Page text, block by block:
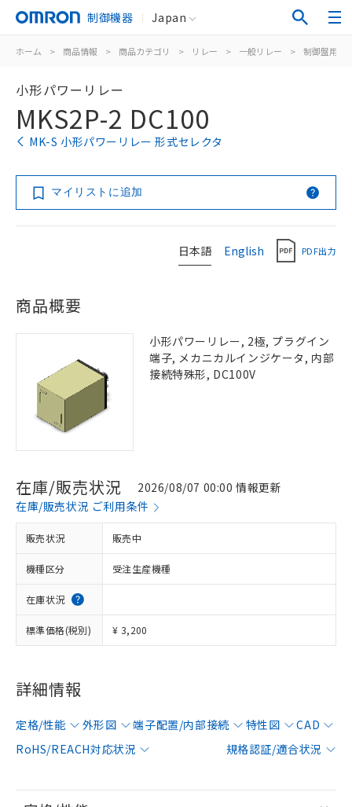
制御機器 Japan
ホーム > 商品情報 > 商品カテゴリ > リレー > 一般リレー > 制御盤用
小形パワーリレー
MKS2P-2 DC100
MK-S 小形パワーリレー 形式セレクタ
マイリストに追加
日本語 English PDF出力
商品概要
小形パワーリレー, 2極, プラグイン
端子, メカニカルインジケータ, 内部
接続特殊形, DC100V
在庫/販売状況
2026/08/07 00:00 情報更新
在庫/販売状況 ご利用条件
販売状況 販売中
機種区分 受注生産機種
在庫状況
標準価格(税別) ¥ 3,200
詳細情報
定格/性能 外形図 端子配置/内部接続 特性図
CAD
RoHS/REACH対応状況
規格認証/適合状況